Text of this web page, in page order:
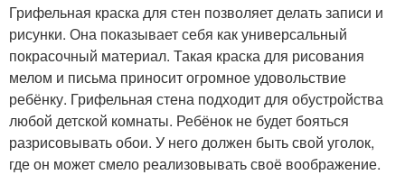
Грифельная краска для стен позволяет делать записи и
рисунки. Она показывает себя как универсальный
покрасочный материал. Такая краска для рисования
мелом и письма приносит огромное удовольствие
ребёнку. Грифельная стена подходит для обустройства
любой детской комнаты. Ребёнок не будет бояться
разрисовывать обои. У него должен быть свой уголок,
где он может смело реализовывать своё воображение.